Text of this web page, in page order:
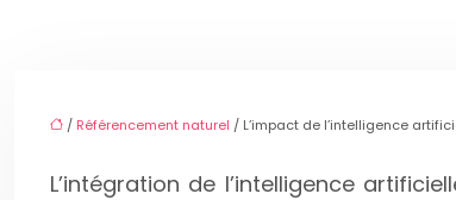
/ Référencement naturel / L’impact de l’intelligence
L’intégration de l’intelligence